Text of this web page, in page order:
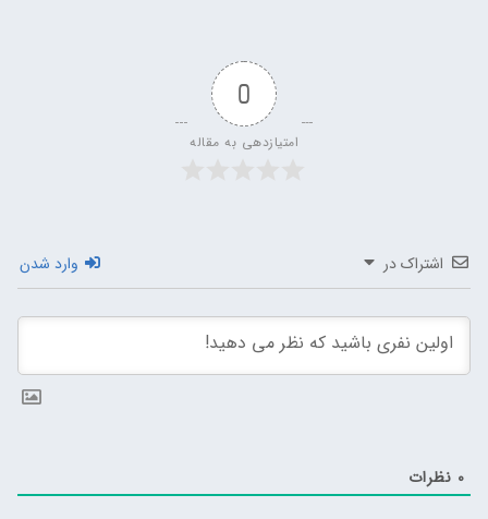
0
امتیازدهی به مقاله
اشتراک در وارد شدن
0 نظرات